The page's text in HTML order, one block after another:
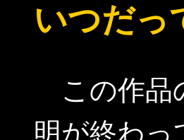
いつだっ
この作品
明が終わっ